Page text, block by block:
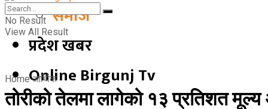
समाज
प्रदेश खबर
Online Birgunj Tv
No Result
View All Result
Home आर्थिक
तोरीको तेलमा लागेको १३ प्रतिशत मूल्य